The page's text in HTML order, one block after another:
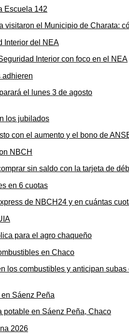
el Municipio de Charata:
Interior con foco en el NEA
el lunes 3 de agosto
con el aumento y el bono de
sin saldo con la tarjeta de
de NBCH24 y en cuántas
para el agro chaqueño
los combustibles y anticipan subas
potable en Sáenz Peña, Chaco